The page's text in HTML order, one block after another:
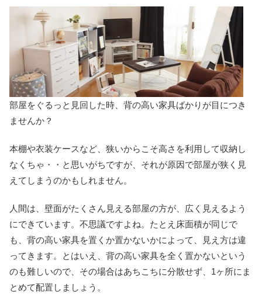
部屋をぐるっと見回した時、背の高い家具ばかりが目につき
ませんか？
本棚や衣装ケースなど、狭いからこそ高さを利用して収納し
なくちゃ・・と思いがちですが、それが原因で部屋が狭く見
えてしまうのかもしれません。
人間は、壁面がたくさん見える部屋の方が、広く見えるよう
にできています。不思議ですよね。たとえ床面積が同じで
も、背の高い家具を置くか置かないかによって、見え方は違
ってきます。とはいえ、背の高い家具を全く置かないという
のも難しいので、その場合はあちこちに分散せず、1ヶ所にま
とめて配置しましょう。